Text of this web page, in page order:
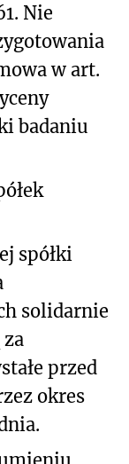
Nie
w art.
badaniu
spółki
solidarnie
za
przed
okres